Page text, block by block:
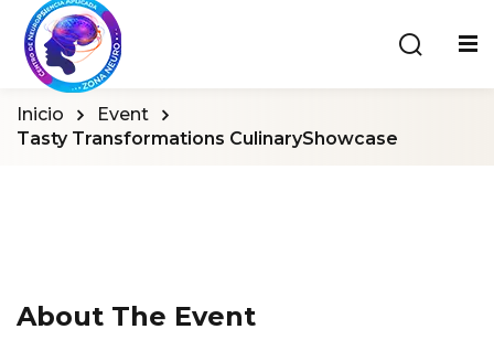
Inicio
Event
Tasty Transformations CulinaryShowcase
About The Event